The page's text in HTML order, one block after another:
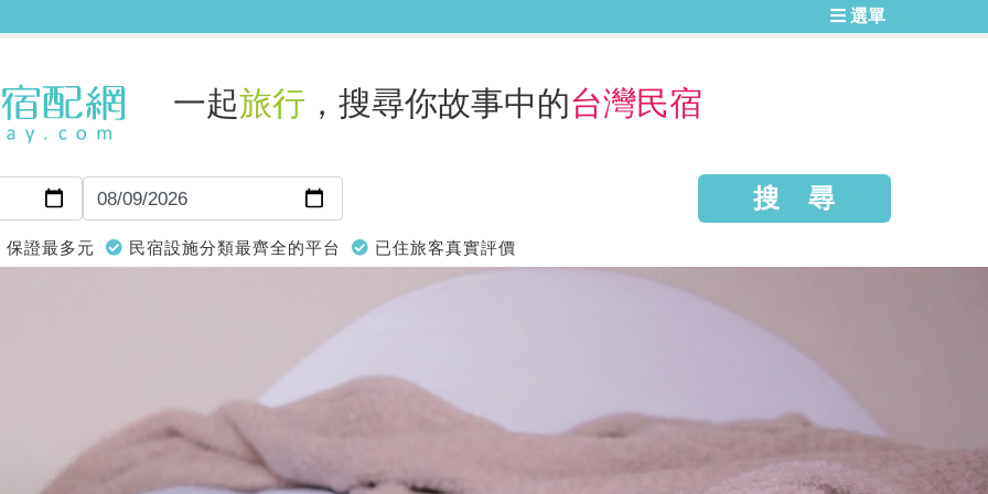
選單
一起旅行 ，搜尋你故事中的台灣民宿
保證最多元 民宿設施分類最齊全的平台 已住旅客真實評價